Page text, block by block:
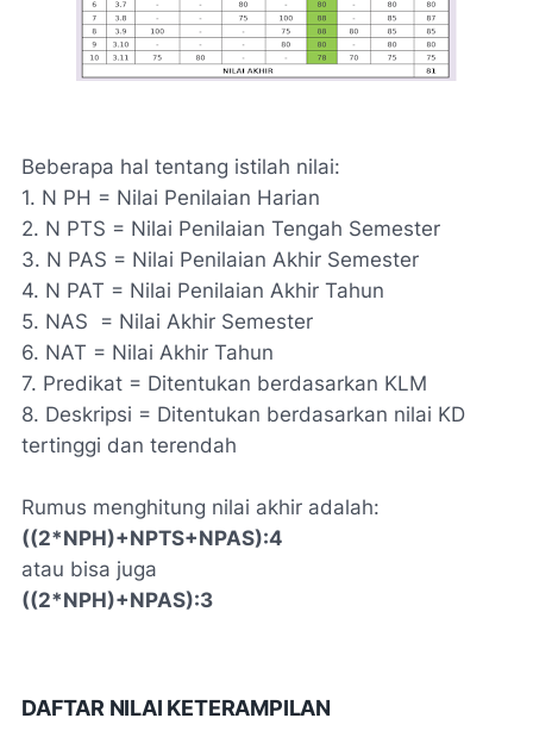
Beberapa hal tentang istilah nilai:
1. N PH = Nilai Penilaian Harian
2. N PTS = Nilai Penilaian Tengah Semester
3. N PAS = Nilai Penilaian Akhir Semester
4. N PAT = Nilai Penilaian Akhir Tahun
5. NAS = Nilai Akhir Semester
6. NAT = Nilai Akhir Tahun
7. Predikat = Ditentukan berdasarkan KLM
8. Deskripsi = Ditentukan berdasarkan nilai KD
tertinggi dan terendah
Rumus menghitung nilai akhir adalah:
((2*NPH)+NPTS+NPAS):4
atau bisa juga
((2*NPH)+NPAS):3
DAFTAR NILAI KETERAMPILAN